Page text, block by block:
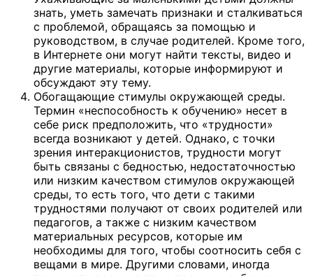
знать, уметь замечать признаки и сталкиваться
с проблемой, обращаясь за помощью и
руководством, в случае родителей. Кроме того,
в Интернете они могут найти тексты, видео и
другие материалы, которые информируют и
обсуждают эту тему.
Обогащающие стимулы окружающей среды.
Термин «неспособность к обучению» несет в
себе риск предположить, что «трудности»
всегда возникают у детей. Однако, с точки
зрения интеракционистов, трудности могут
быть связаны с бедностью, недостаточностью
или низким качеством стимулов окружающей
среды, то есть того, что дети с такими
трудностями получают от своих родителей или
педагогов, а также с низким качеством
материальных ресурсов, которые им
необходимы для того, чтобы соотносить себя с
вещами в мире. Другими словами, иногда